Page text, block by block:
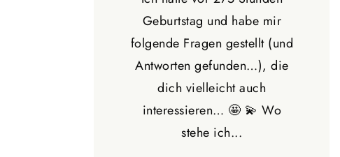
Geburtstag und habe mir
folgende Fragen gestellt (und
Antworten gefunden…), die
dich vielleicht auch
interessieren… 🤩 💫 Wo
stehe ich...